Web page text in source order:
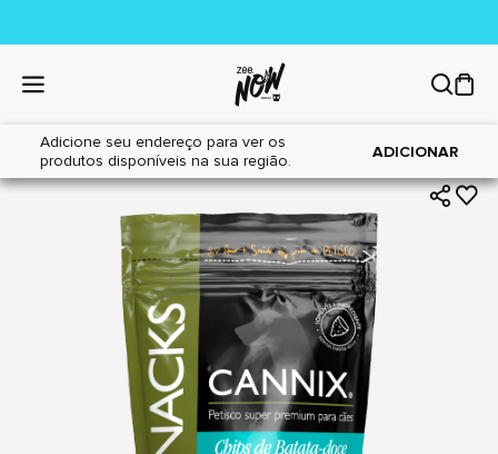
Adicione seu endereço para ver os
produtos disponíveis na sua região.
ADICIONAR
Home|Cães|Petiscos